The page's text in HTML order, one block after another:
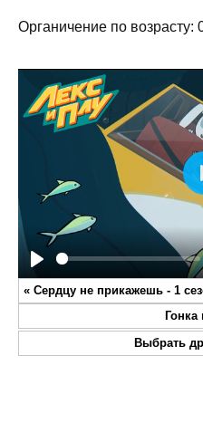
Органичение по возрасту:
Play
« Сердцу не прикажешь - 1
Гонка
Выбрать